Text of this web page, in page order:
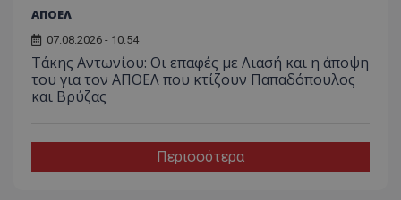
ΑΠΟΕΛ
07.08.2026 - 10:54
Τάκης Αντωνίου: Οι επαφές με Λιασή και η άποψη
του για τον ΑΠΟΕΛ που κτίζουν Παπαδόπουλος
και Βρύζας
Περισσότερα